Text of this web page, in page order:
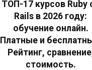
ТОП-17 курсов Ruby
Rails в 2026 году:
обучение онлайн.
Платные и
Рейтинг,
стоимость.